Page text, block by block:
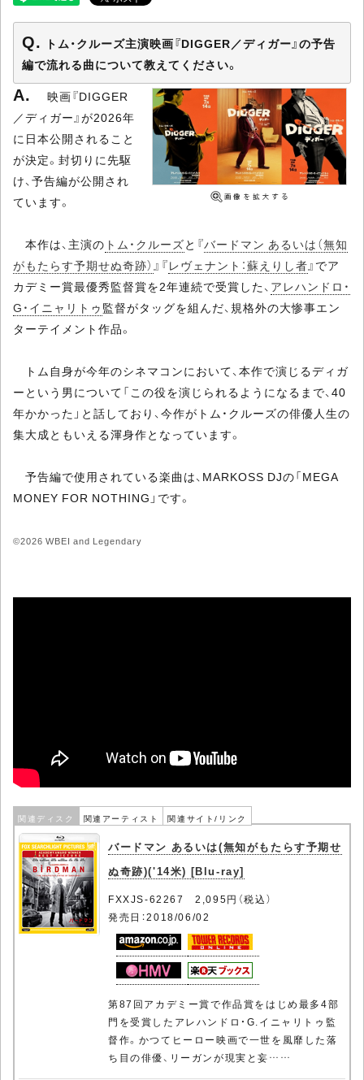
トム・クルーズ主演映画『DIGGER／ディガー』の予告
編で流れる曲について教えてください。
映画『DIGGER
／ディガー』が2026年
に日本公開されること
が決定。封切りに先駆
け、予告編が公開され
ています。
本作は、主演の トム・クルーズと『バードマン あるいは（無知
がもたらす予期せぬ奇跡） 』『レヴェナント：蘇えりし者』でア
カデミー賞最優秀監督賞を2年連続で受賞した、 アレハンドロ・
G・イニャリトゥ 監督がタッグを組んだ、規格外の大惨事エン
ターテイメント作品。
トム自身が今年のシネマコンにおいて、本作で演じるディガ
ーという男について「この役を演じられるようになるまで、40
年かかった」と話しており、今作がトム・クルーズの俳優人生の
集大成ともいえる渾身作となっています。
予告編で使用されている楽曲は、MARKOSS DJの「MEGA
MONEY FOR NOTHING」です。
©2026 WBEI and Legendary
関連ディスク 関連アーティスト 関連サイト/リンク
バードマン あるいは(無知がもたらす予期せ
ぬ奇跡)('14米) [Blu-ray]
FXXJS-62267 2,095円（税込）
発売日：2018/06/02
第87回アカデミー賞で作品賞をはじめ最多4部
門を受賞したアレハンドロ・G.イニャリトゥ監
督作。かつてヒーロー映画で一世を風靡した落
ち目の俳優、リーガンが現実と妄……